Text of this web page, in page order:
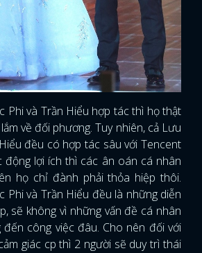
Phi và Trần Hiểu hợp tác thì họ thật
về đối phương. Tuy nhiên, cả Lưu
đều có hợp tác sâu với Tencent
động lợi ích thì các ân oán cá nhân
họ chỉ đành phải thỏa hiệp thôi.
Phi và Trần Hiểu đều là những diễn
sẽ không vì những vấn đề cá nhân
công việc đâu. Cho nên đối với
giác cp thì 2 người sẽ duy trì thái